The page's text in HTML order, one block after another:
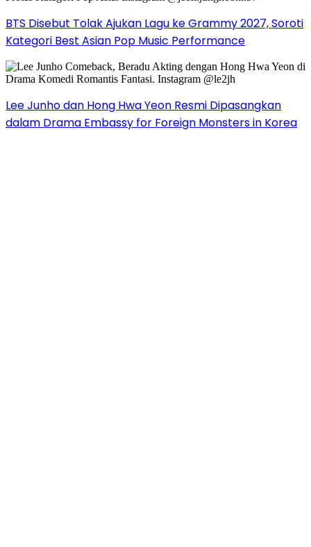
BTS Disebut Tolak Ajukan Lagu ke Grammy 2027, Soroti
Kategori Best Asian Pop Music Performance
Lee Junho dan Hong Hwa Yeon Resmi Dipasangkan
dalam Drama Embassy for Foreign Monsters in Korea